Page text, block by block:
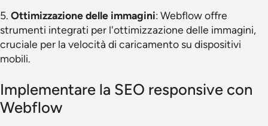
5. Ottimizzazione delle immagini: Webflow offre
strumenti integrati per l'ottimizzazione delle immagini,
cruciale per la velocità di caricamento su dispositivi
mobili.
Implementare la SEO responsive con
Webflow